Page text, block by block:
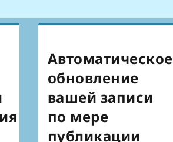
Автоматическое
обновление
вашей записи
по мере
публикации